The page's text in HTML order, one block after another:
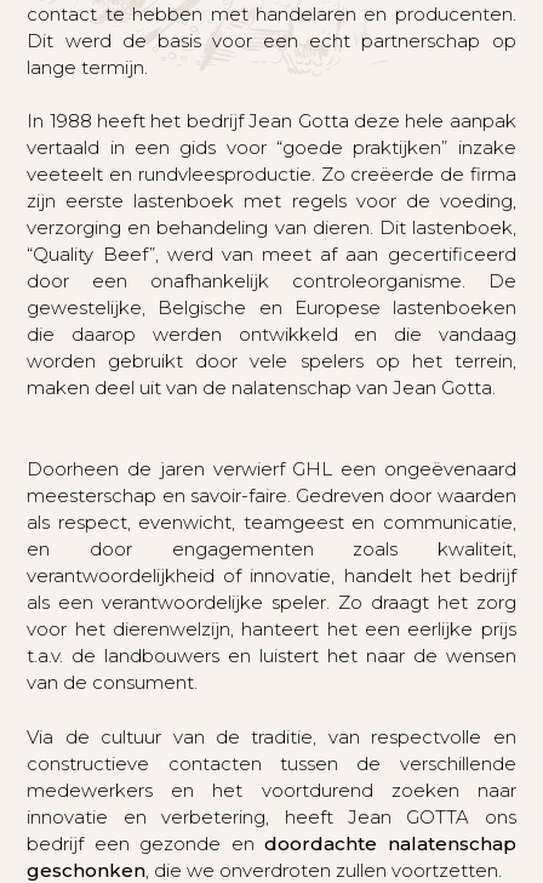
contact te hebben met handelaren en producenten.
Dit werd de basis voor een echt partnerschap op
lange termijn.
In 1988 heeft het bedrijf Jean Gotta deze hele aanpak
vertaald in een gids voor “goede praktijken” inzake
veeteelt en rundvleesproductie. Zo creëerde de firma
zijn eerste lastenboek met regels voor de voeding,
verzorging en behandeling van dieren. Dit lastenboek,
“Quality Beef”, werd van meet af aan gecertificeerd
door een onafhankelijk controleorganisme. De
gewestelijke, Belgische en Europese lastenboeken
die daarop werden ontwikkeld en die vandaag
worden gebruikt door vele spelers op het terrein,
maken deel uit van de nalatenschap van Jean Gotta.
Doorheen de jaren verwierf GHL een ongeëvenaard
meesterschap en savoir-faire. Gedreven door waarden
als respect, evenwicht, teamgeest en communicatie,
en door engagementen zoals kwaliteit,
verantwoordelijkheid of innovatie, handelt het bedrijf
als een verantwoordelijke speler. Zo draagt het zorg
voor het dierenwelzijn, hanteert het een eerlijke prijs
t.a.v. de landbouwers en luistert het naar de wensen
van de consument.
Via de cultuur van de traditie, van respectvolle en
constructieve contacten tussen de verschillende
medewerkers en het voortdurend zoeken naar
innovatie en verbetering, heeft Jean GOTTA ons
bedrijf een gezonde endoordachte nalatenschap
geschonken, die we onverdroten zullen voortzetten.